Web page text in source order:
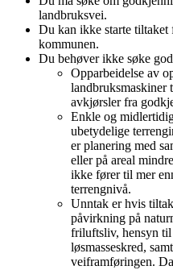
landbruksvei.
Du kan ikke starte tiltaket
kommunen.
Du behøver ikke søke
Opparbeidelse av
landbruksmaskiner
avkjørsler fra
Enkle og
ubetydelige
er planering med
eller på areal
ikke fører til mer
terrengnivå.
Unntak er hvis
påvirkning på
friluftsliv, hensyn
løsmasseskred,
veiframføringen.